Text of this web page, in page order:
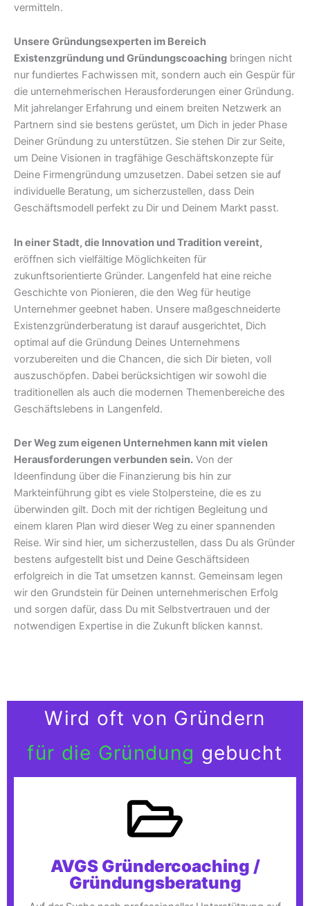
vermitteln.
Unsere Gründungsexperten im Bereich
Existenzgründung und Gründungscoaching bringen nicht
nur fundiertes Fachwissen mit, sondern auch ein Gespür für
die unternehmerischen Herausforderungen einer Gründung.
Mit jahrelanger Erfahrung und einem breiten Netzwerk an
Partnern sind sie bestens gerüstet, um Dich in jeder Phase
Deiner Gründung zu unterstützen. Sie stehen Dir zur Seite,
um Deine Visionen in tragfähige Geschäftskonzepte für
Deine Firmengründung umzusetzen. Dabei setzen sie auf
individuelle Beratung, um sicherzustellen, dass Dein
Geschäftsmodell perfekt zu Dir und Deinem Markt passt.
In einer Stadt, die Innovation und Tradition vereint,
eröffnen sich vielfältige Möglichkeiten für
zukunftsorientierte Gründer. Langenfeld hat eine reiche
Geschichte von Pionieren, die den Weg für heutige
Unternehmer geebnet haben. Unsere maßgeschneiderte
Existenzgründerberatung ist darauf ausgerichtet, Dich
optimal auf die Gründung Deines Unternehmens
vorzubereiten und die Chancen, die sich Dir bieten, voll
auszuschöpfen. Dabei berücksichtigen wir sowohl die
traditionellen als auch die modernen Themenbereiche des
Geschäftslebens in Langenfeld.
Der Weg zum eigenen Unternehmen kann mit vielen
Herausforderungen verbunden sein. Von der
Ideenfindung über die Finanzierung bis hin zur
Markteinführung gibt es viele Stolpersteine, die es zu
überwinden gilt. Doch mit der richtigen Begleitung und
einem klaren Plan wird dieser Weg zu einer spannenden
Reise. Wir sind hier, um sicherzustellen, dass Du als Gründer
bestens aufgestellt bist und Deine Geschäftsideen
erfolgreich in die Tat umsetzen kannst. Gemeinsam legen
wir den Grundstein für Deinen unternehmerischen Erfolg
und sorgen dafür, dass Du mit Selbstvertrauen und der
notwendigen Expertise in die Zukunft blicken kannst.
Wird oft von Gründern
für die Gründung gebucht
AVGS Gründercoaching /
Gründungsberatung